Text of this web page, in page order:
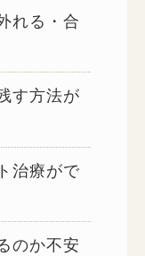
れる・合
す方法が
治療がで
のか不安